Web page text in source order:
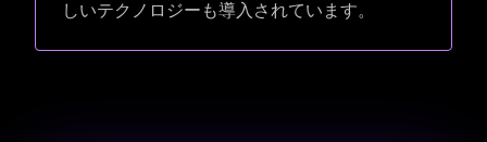
しいテクノロジーも導入されています。